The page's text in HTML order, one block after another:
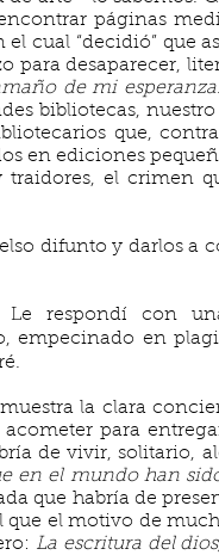
páginas
cual “decidió” que
para desaparecer,
de mi esperanza
bibliotecas,
que,
en ediciones
el crimen
difunto y darlos a
respondí con
empecinado en
la clara
para
de vivir, solitario,
en el mundo han
que habría de
el motivo de
La escritura del